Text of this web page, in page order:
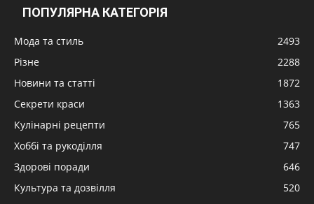
ПОПУЛЯРНА КАТЕГОРІЯ
Мода та стиль
2493
Різне
2288
Новини та статті
1872
Секрети краси
1363
Кулінарні рецепти
765
Хоббі та рукоділля
747
Здорові поради
646
Культура та дозвілля
520